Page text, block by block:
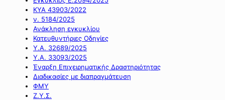
ΚΥΑ 43903/2022
ν. 5184/2025
Ανάκληση εγκυκλίου
Κατευθυντήριες Οδηγίες
Υ.Α. 32689/2025
Υ.Α. 33093/2025
Έναρξη Επιχειρηματικής Δραστηριότητας
Διαδικασίες με διαπραγμάτευση
ΦΜΥ
Ζ.Υ.Σ.